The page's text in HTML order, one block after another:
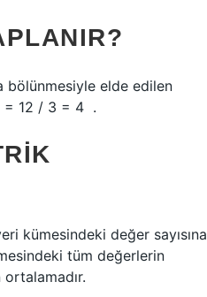
bölünmesiyle elde edilen
= 12 / 3 = 4 ‍ .
kümesindeki değer sayısına
tüm değerlerin